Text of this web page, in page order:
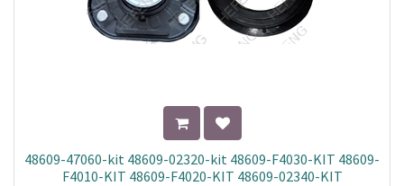
48609-47060-kit 48609-02320-kit 48609-F4030-KIT 48609-
F4010-KIT 48609-F4020-KIT 48609-02340-KIT